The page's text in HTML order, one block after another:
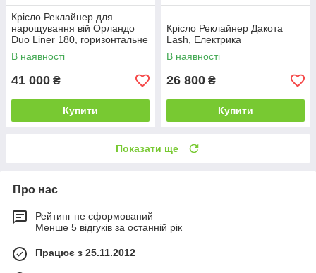
Крісло Реклайнер для
нарощування вій Орландо
Duo Liner 180, горизонтальне
розкладання
В наявності
41 000 ₴
Купити
Крісло Реклайнер Дакота
Lash, Електрика
В наявності
26 800 ₴
Купити
Показати ще
Про нас
Рейтинг не сформований
Менше 5 відгуків за останній рік
Працює з 25.11.2012